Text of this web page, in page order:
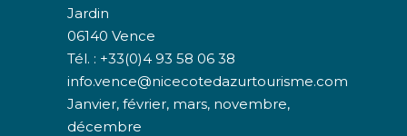
Jardin
06140 Vence
Tél. : +33(0)4 93 58 06 38
info.vence@nicecotedazurtourisme.com
Janvier, février, mars, novembre,
décembre